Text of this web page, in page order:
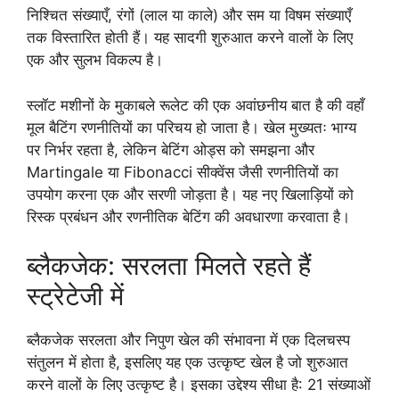
निश्चित संख्याएँ, रंगों (लाल या काले) और सम या विषम संख्याएँ
तक विस्तारित होती हैं। यह सादगी शुरुआत करने वालों के लिए
एक और सुलभ विकल्प है।
स्लॉट मशीनों के मुकाबले रूलेट की एक अवांछनीय बात है की वहाँ
मूल बैटिंग रणनीतियों का परिचय हो जाता है। खेल मुख्यतः भाग्य
पर निर्भर रहता है, लेकिन बेटिंग ओड्स को समझना और
Martingale या Fibonacci सीक्वेंस जैसी रणनीतियों का
उपयोग करना एक और सरणी जोड़ता है। यह नए खिलाड़ियों को
रिस्क प्रबंधन और रणनीतिक बेटिंग की अवधारणा करवाता है।
ब्लैकजेक: सरलता मिलते रहते हैं
स्ट्रेटेजी में
ब्लैकजेक सरलता और निपुण खेल की संभावना में एक दिलचस्प
संतुलन में होता है, इसलिए यह एक उत्कृष्ट खेल है जो शुरुआत
करने वालों के लिए उत्कृष्ट है। इसका उद्देश्य सीधा है: 21 संख्याओं